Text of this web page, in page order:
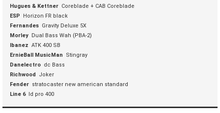
Hugues & Kettner Coreblade + CAB Coreblade
ESP
Horizon FR black
Fernandes Gravity Deluxe 5X
Morley Dual Bass Wah (PBA-2)
Ibanez ATK 400 SB
ErnieBall MusicMan
Stingray
Danelectro dc Bass
Richwood
Joker
Fender stratocaster new american standard
Line 6 ld pro 400